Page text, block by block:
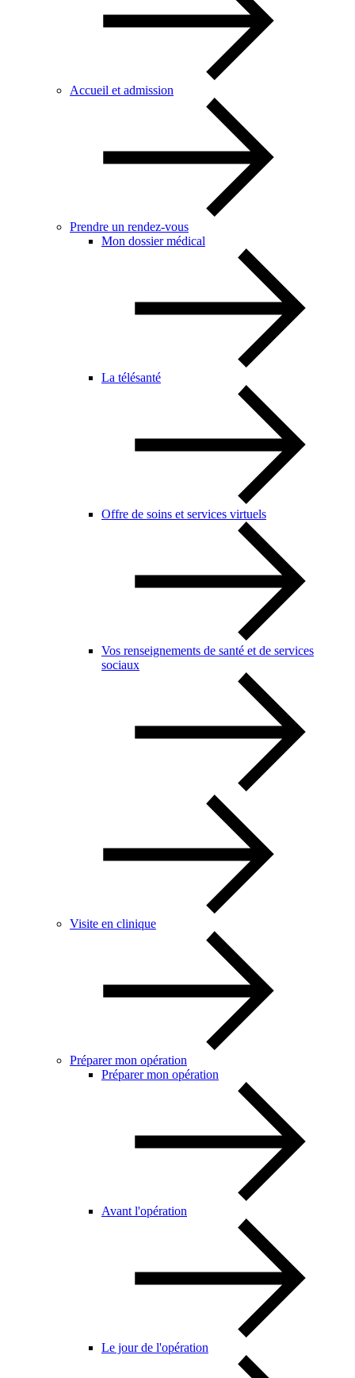
Accueil et admission
Prendre un rendez-vous
Mon dossier médical
La télésanté
Offre de soins et services virtuels
Vos renseignements de santé et de services
sociaux
Visite en clinique
Préparer mon opération
Préparer mon opération
Avant l'opération
Le jour de l'opération